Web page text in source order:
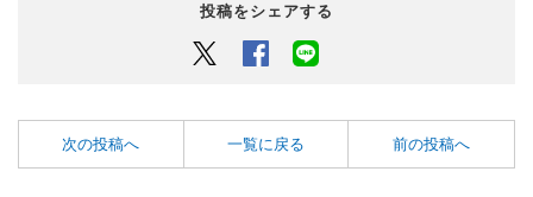
投稿をシェアする
Twitter Facebook
次の投稿へ 一覧に戻る 前の投稿へ